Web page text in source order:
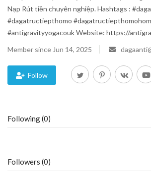
Blog
Trending
Fashion
News
Nạp Rút tiền chuyên nghiệp. Hashtags :
#dagatructiepthomo
#antigravityyogacouk Website: https://
Member since Jun 14, 2025
Follow
Following (0)
Followers (0)